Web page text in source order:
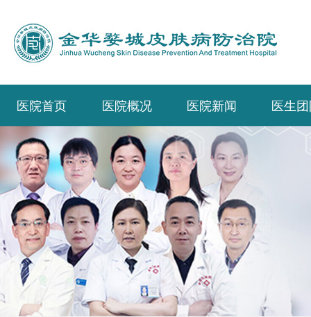
医院首页 医院概况 医院新闻 医生